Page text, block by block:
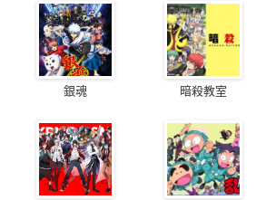
銀魂 暗殺教室